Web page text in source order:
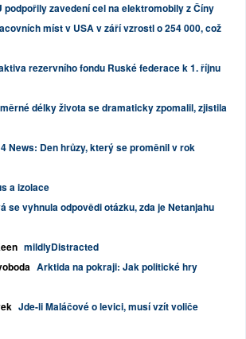
podpořily zavedení cel na elektromobily z Číny
míst v USA v září vzrostl o 254 000, což
rezervního fondu Ruské federace k 1. říjnu
délky života se dramaticky zpomalil, zjistila
News: Den hrůzy, který se proměnil v rok
a izolace
se vyhnula odpovědi otázku, zda je Netanjahu
mildlyDistracted
Arktida na pokraji: Jak politické hry
Jde-li Maláčové o levici, musí vzít voliče